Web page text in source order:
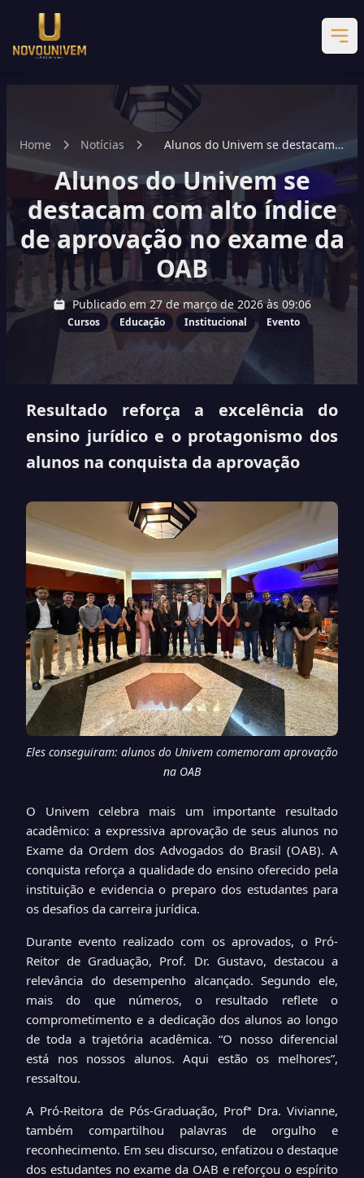
Home Notícias
Alunos do Univem se destacam
com alto índice de aprovação no
exame da OAB
Alunos do Univem se
destacam com alto índice
de aprovação no exame da
OAB
Publicado em 27 de março de 2026 às 09:06
Cursos Educação Institucional Evento
Resultado reforça a excelência do
ensino jurídico e o protagonismo dos
alunos na conquista da aprovação
Eles conseguiram: alunos do Univem comemoram aprovação
na OAB
O Univem celebra mais um importante resultado
acadêmico: a expressiva aprovação de seus alunos no
Exame da Ordem dos Advogados do Brasil (OAB). A
conquista reforça a qualidade do ensino oferecido pela
instituição e evidencia o preparo dos estudantes para
os desafios da carreira jurídica.
Durante evento realizado com os aprovados, o Pró-
Reitor de Graduação, Prof. Dr. Gustavo, destacou a
relevância do desempenho alcançado. Segundo ele,
mais do que números, o resultado reflete o
comprometimento e a dedicação dos alunos ao longo
de toda a trajetória acadêmica. “O nosso diferencial
está nos nossos alunos. Aqui estão os melhores”,
ressaltou.
A Pró-Reitora de Pós-Graduação, Profª Dra. Vivianne,
também compartilhou palavras de orgulho e
reconhecimento. Em seu discurso, enfatizou o destaque
dos estudantes no exame da OAB e reforçou o espírito